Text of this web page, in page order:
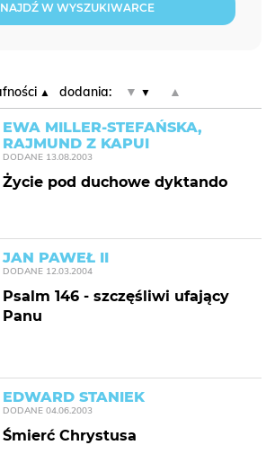
W WYSZUKIWARCE
dodania: ▼ ▲
EWA MILLER-STEFAŃSKA,
RAJMUND Z KAPUI
DODANE 13.08.2003
Życie pod duchowe dyktando
JAN PAWEŁ II
DODANE 12.03.2004
Psalm 146 - szczęśliwi ufający
Panu
EDWARD STANIEK
DODANE 04.06.2003
Śmierć Chrystusa